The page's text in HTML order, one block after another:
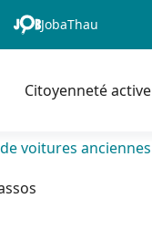
JobaThau
Citoyenneté active
voitures anciennes